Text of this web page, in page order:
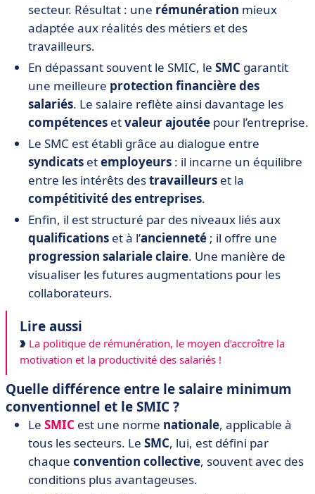
secteur. Résultat : une rémunération mieux
adaptée aux réalités des métiers et des
travailleurs.
En dépassant souvent le SMIC, le SMC garantit
une meilleure protection financière des
salariés. Le salaire reflète ainsi davantage les
compétences etvaleur ajoutée pour l’entreprise.
Le SMC est établi grâce au dialogue entre
syndicats etemployeurs : il incarne un équilibre
entre les intérêts destravailleurs et la
compétitivité des entreprises.
Enfin, il est structuré par des niveaux liés aux
qualifications et à l’ancienneté ; il offre une
progression salariale claire. Une manière de
visualiser les futures augmentations pour les
collaborateurs.
Lire aussi
La politique de rémunération, le moyen d’accroître la
motivation et la productivité des salariés !
Quelle différence entre le salaire minimum
conventionnel et le SMIC ?
Le SMIC est une norme nationale, applicable à
tous les secteurs. Le SMC, lui, est défini par
chaque convention collective, souvent avec des
conditions plus avantageuses.